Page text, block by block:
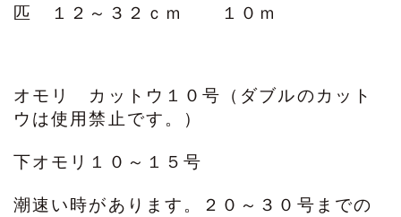
匹 １２～３２ｃｍ １０ｍ
オモリ カットウ１０号（ダブルのカット
ウは使用禁止です。）
下オモリ１０～１５号
潮速い時があります。２０～３０号までの